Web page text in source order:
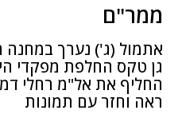
ממר"ם
אתמול (ג') נערך
גן טקס החלפת מפקדי
החליף את אל"מ רחלי
ראה וחזר עם תמונות